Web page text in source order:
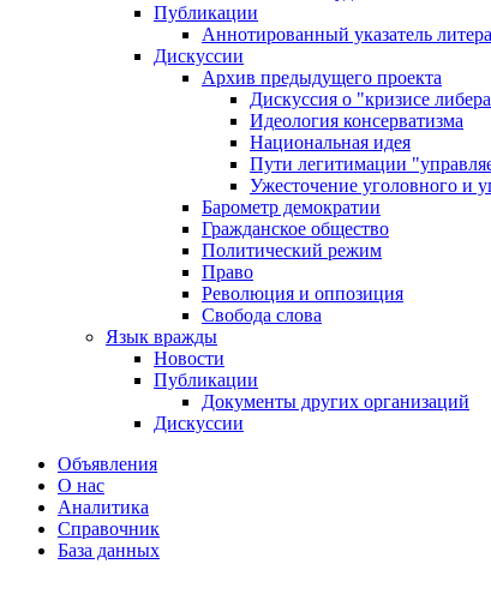
Публикации
Аннотированный указатель
Дискуссии
Архив предыдущего проекта
Дискуссия о "кризисе
Идеология консерватизма
Национальная идея
Пути легитимации
Ужесточение уголовного и
Барометр демократии
Гражданское общество
Политический режим
Право
Революция и оппозиция
Свобода слова
Язык вражды
Новости
Публикации
Документы других организаций
Дискуссии
Объявления
О нас
Аналитика
Справочник
База данных